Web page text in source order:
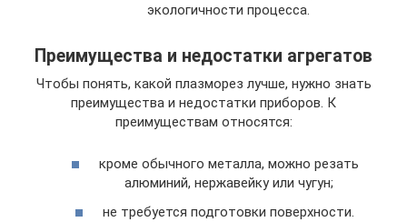
экологичности процесса.
Преимущества и недостатки агрегатов
Чтобы понять, какой плазморез лучше, нужно знать
преимущества и недостатки приборов. К
преимуществам относятся:
кроме обычного металла, можно резать
алюминий, нержавейку или чугун;
не требуется подготовки поверхности.